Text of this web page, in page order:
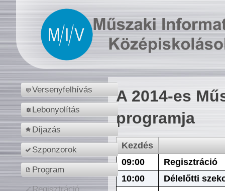
Versenyfelhívás
Lebonyolítás
Díjazás
Szponzorok
Program
A 2014-es
programja
Kezdés
09:00
Regisztráció
10:00
Délelőtti